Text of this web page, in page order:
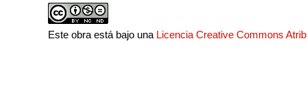
Este obra está bajo una Licencia Creative Commons